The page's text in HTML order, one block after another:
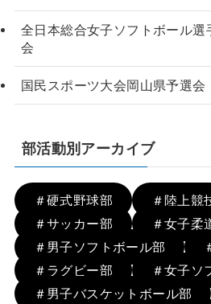
全日本総合女子ソフトボール選
会
国民スポーツ大会岡山県予選会
部活動別アーカイブ
＃硬式野球部
＃陸上競
＃サッカー部
＃女子柔
＃男子ソフトボール部
＃ラグビー部
＃女子ソ
＃男子バスケットボール部